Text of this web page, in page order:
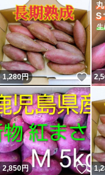
1,280円 い
2,850円 い